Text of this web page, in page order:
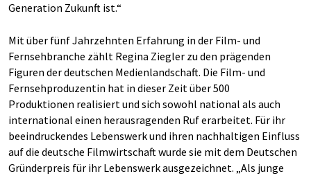
Generation Zukunft ist.“
Mit über fünf Jahrzehnten Erfahrung in der Film- und
Fernsehbranche zählt Regina Ziegler zu den prägenden
Figuren der deutschen Medienlandschaft. Die Film- und
Fernsehproduzentin hat in dieser Zeit über 500
Produktionen realisiert und sich sowohl national als auch
international einen herausragenden Ruf erarbeitet. Für ihr
beeindruckendes Lebenswerk und ihren nachhaltigen Einfluss
auf die deutsche Filmwirtschaft wurde sie mit dem Deutschen
Gründerpreis für ihr Lebenswerk ausgezeichnet. „Als junge